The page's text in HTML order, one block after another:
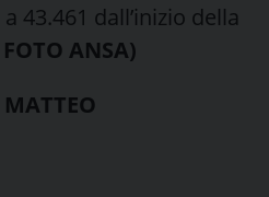
43.461 dall’inizio della
ANSA)